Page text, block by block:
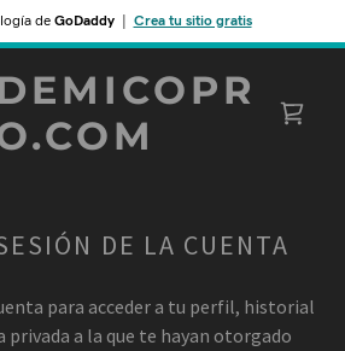
de GoDaddy| Crea tu sitio gratis
DE LA CUENTA
para acceder a tu perfil, historial
privada a la que te hayan otorgado